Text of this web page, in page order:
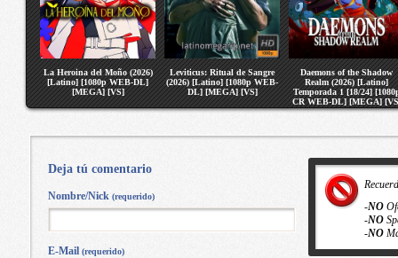
La Heroina del Moño (2026)
[Latino] [1080p WEB-DL]
[MEGA] [VS]
Leviticus: Ritual de Sangre
(2026) [Latino] [1080p WEB-
DL] [MEGA] [VS]
Daemons of the Shadow
Realm (2026) [Latino]
Temporada 1 [18/24]
CR WEB-DL] [MEGA]
-NO
-NO
-NO
Deja tú comentario
Nombre/Nick (requerido)
E-Mail (requerido)